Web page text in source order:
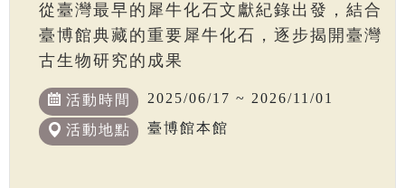
從臺灣最早的犀牛化石文獻紀錄出發，結合
臺博館典藏的重要犀牛化石，逐步揭開臺灣
古生物研究的成果
活動時間 2025/06/17 ~ 2026/11/01
活動地點 臺博館本館